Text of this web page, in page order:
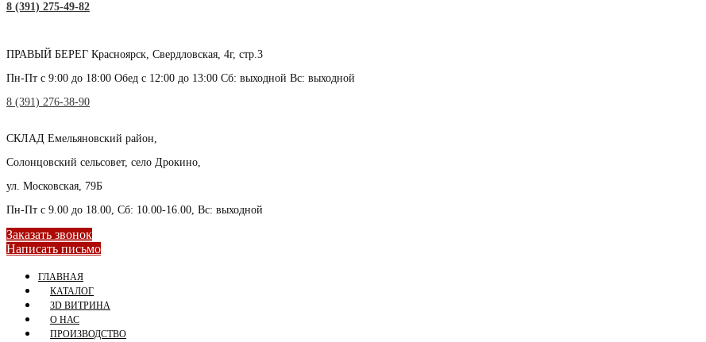
8 (391) 275-49-82
ПРАВЫЙ БЕРЕГ Красноярск, Свердловская, 4г, стр.3
Пн-Пт с 9:00 до 18:00 Обед с 12:00 до 13:00 Сб: выходной Вс: выходной
8 (391) 276-38-90
СКЛАД Емельяновский район,
Солонцовский сельсовет, село Дрокино,
ул. Московская, 79Б
Пн-Пт с 9.00 до 18.00, Сб: 10.00-16.00, Вс: выходной
Заказать звонок
Написать письмо
ГЛАВНАЯ
КАТАЛОГ
3D ВИТРИНА
О НАС
ПРОИЗВОДСТВО